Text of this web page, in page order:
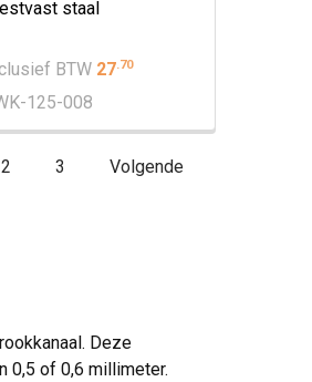
staal
BTW 27.70
125-008
2 3 Volgende
Deze
0,5 of 0,6 millimeter.